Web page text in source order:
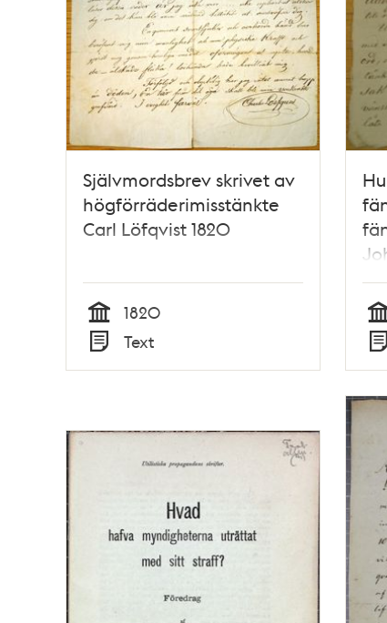
Självmordsbrev skrivet av
högförräderimisstänkte
Carl Löfqvist 1820
Tid
1820
Typ
Text Tid
Typ